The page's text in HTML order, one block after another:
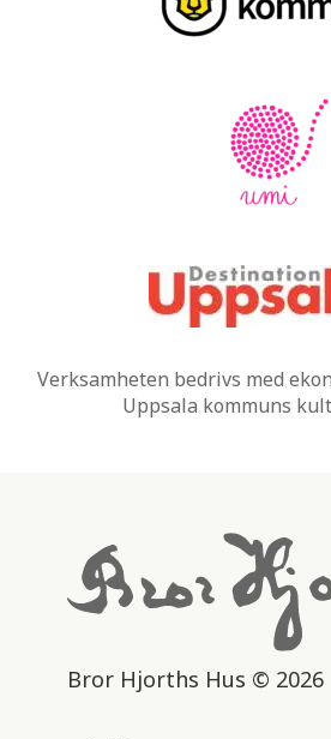
Verksamheten bedrivs med
Uppsala kommuns
Bror Hjorths Hus © 2026